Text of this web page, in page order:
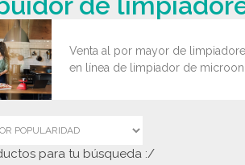
Venta al por mayor de
en línea de limpiador de
para tu búsqueda :/